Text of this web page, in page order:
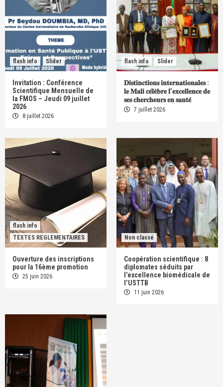
flash info Slider
Invitation : Conférence
Scientifique Mensuelle de
la FMOS – Jeudi 09 juillet
2026
8 juillet 2026
flash info Slider
𝐃𝐢𝐬𝐭𝐢𝐧𝐜𝐭𝐢𝐨𝐧𝐬 𝐢𝐧𝐭𝐞𝐫𝐧𝐚𝐭𝐢𝐨𝐧𝐚𝐥𝐞𝐬 :
𝐥𝐞 𝐌𝐚𝐥𝐢 𝐜𝐞́𝐥𝐞̀𝐛𝐫𝐞 𝐥’𝐞𝐱𝐜𝐞𝐥𝐥𝐞𝐧𝐜𝐞 𝐝𝐞
𝐬𝐞𝐬 𝐜𝐡𝐞𝐫𝐜𝐡𝐞𝐮𝐫𝐬 𝐞𝐧 𝐬𝐚𝐧𝐭𝐞́
7 juillet 2026
flash info
TEXTES REGLEMENTAIRES
Ouverture des inscriptions
pour la 16ème promotion
25 juin 2026
Non classé
Coopération scientifique : 8
diplomates séduits par
l’excellence biomédicale de
l’USTTB
11 juin 2026